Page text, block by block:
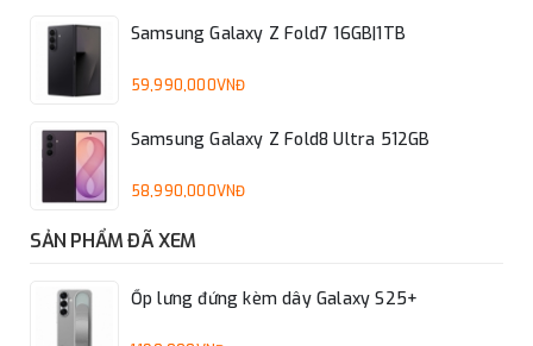
Samsung Galaxy Z Fold7 16GB|1TB
59,990,000VNĐ
Samsung Galaxy Z Fold8 Ultra 512GB
58,990,000VNĐ
SẢN PHẨM ĐÃ XEM
Ốp lưng đứng kèm dây Galaxy S25+